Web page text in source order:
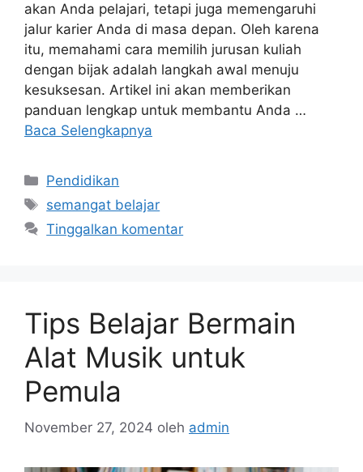
akan Anda pelajari, tetapi juga memengaruhi
jalur karier Anda di masa depan. Oleh karena
itu, memahami cara memilih jurusan kuliah
dengan bijak adalah langkah awal menuju
kesuksesan. Artikel ini akan memberikan
panduan lengkap untuk membantu Anda …
Baca Selengkapnya
Kategori
Pendidikan
Tag
semangat belajar
Tinggalkan komentar
Tips Belajar Bermain
Alat Musik untuk
Pemula
November 27, 2024 oleh admin